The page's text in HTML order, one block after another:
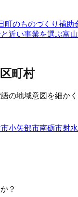
町のものづくり補助
近い事業を選ぶ富山
町村
の地域意図を細かく
小矢部市南砺市射
？